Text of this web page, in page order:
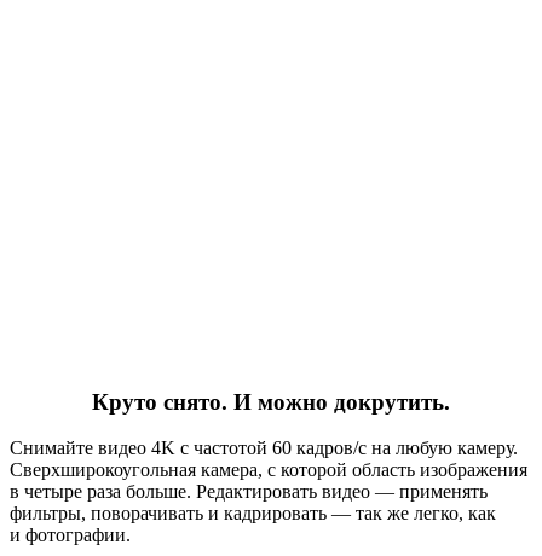
Круто снято. И можно докрутить.
Снимайте видео 4K с частотой 60 кадров/с на любую камеру.
Сверхширокоугольная камера, с которой область изображения
в четыре раза больше. Редактировать видео — применять
фильтры, поворачивать и кадрировать — так же легко, как
и фотографии.